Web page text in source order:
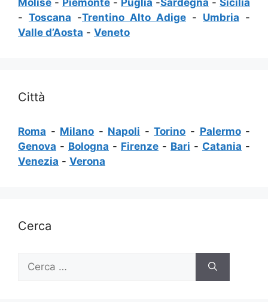
- Toscana -Trentino Alto Adige - Umbria -
Valle d’Aosta - Veneto
Città
Roma - Milano - Napoli -Torino - Palermo-
Genova - Bologna - Firenze - Bari - Catania -
Venezia - Verona
Cerca
per: